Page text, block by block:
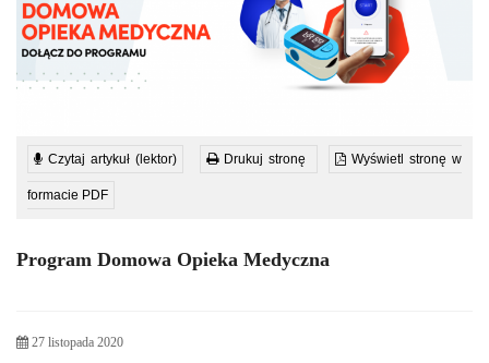
Czytaj artykuł (lektor) Drukuj stronę Wyświetl stronę w
formacie PDF
Program Domowa Opieka Medyczna
27 listopada 2020